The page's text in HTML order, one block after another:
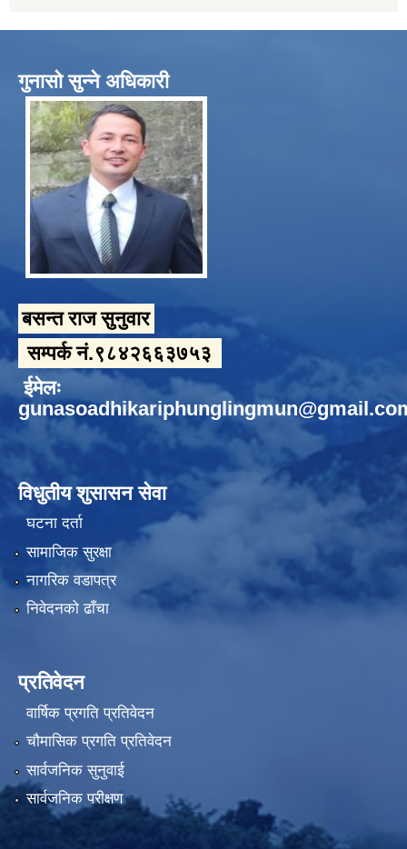
गुनासो सुन्ने अधिकारी
बसन्त राज सुनुवार
सम्पर्क नं.९८४२६६३७५३
ईमेलः
विधुतीय शुसासन सेवा
घटना दर्ता
सामाजिक सुरक्षा
नागरिक वडापत्र
निवेदनको ढाँचा
प्रतिवेदन
वार्षिक प्रगति प्रतिवेदन
चौमासिक प्रगति प्रतिवेदन
सार्वजनिक सुनुवाई
सार्वजनिक परीक्षण